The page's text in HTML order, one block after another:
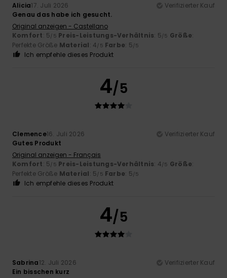
Alicia17. Juli 2026
Verifizierter Kauf
Genau das habe ich gesucht.
Original anzeigen - Castellano
Komfort: 5/5 Preis-Leistungs-Verhältnis: 5/5 Größe:
Perfekte Größe Material: 4/5 Farbe: 5/5
Ich empfehle dieses Produkt
4/5
Clemence16. Juli 2026
Verifizierter Kauf
Gutes Produkt
Original anzeigen - Français
Komfort: 5/5 Preis-Leistungs-Verhältnis: 4/5 Größe:
Perfekte Größe Material: 5/5 Farbe: 5/5
Ich empfehle dieses Produkt
4/5
Sabrina12. Juli 2026
Verifizierter Kauf
Ein bisschen kurz